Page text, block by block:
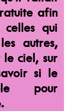
afin
qui
autres,
ciel, sur
si le
pour